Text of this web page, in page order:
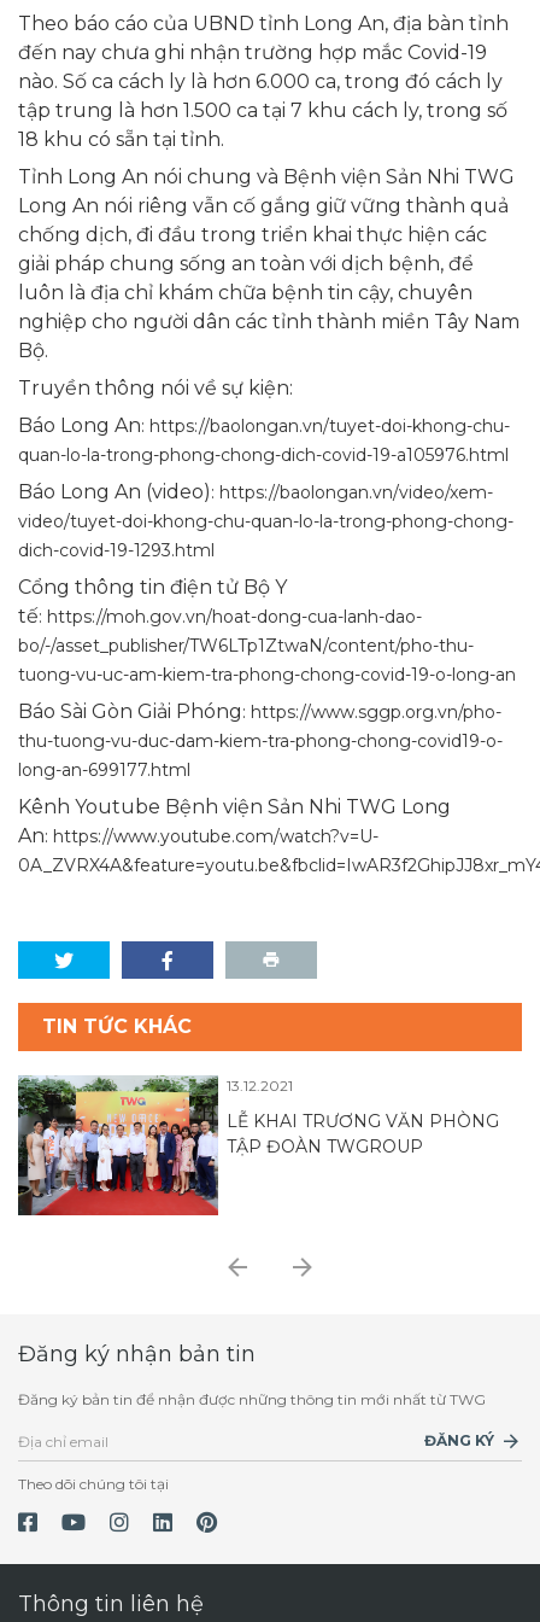
Theo báo cáo của UBND tỉnh Long An, địa bàn tỉnh
đến nay chưa ghi nhận trường hợp mắc Covid-19
nào. Số ca cách ly là hơn 6.000 ca, trong đó cách ly
tập trung là hơn 1.500 ca tại 7 khu cách ly, trong số
18 khu có sẵn tại tỉnh.
Tỉnh Long An nói chung và Bệnh viện Sản Nhi TWG
Long An nói riêng vẫn cố gắng giữ vững thành quả
chống dịch, đi đầu trong triển khai thực hiện các
giải pháp chung sống an toàn với dịch bệnh, để
luôn là địa chỉ khám chữa bệnh tin cậy, chuyên
nghiệp cho người dân các tỉnh thành miền Tây Nam
Bộ.
Truyền thông nói về sự kiện:
Báo Long An: https://baolongan.vn/tuyet-doi-khong-chu-
quan-lo-la-trong-phong-chong-dich-covid-19-a105976.html
Báo Long An (video): https://baolongan.vn/video/xem-
video/tuyet-doi-khong-chu-quan-lo-la-trong-phong-chong-
dich-covid-19-1293.html
Cổng thông tin điện tử Bộ Y
tế: https://moh.gov.vn/hoat-dong-cua-lanh-dao-
bo/-/asset_publisher/TW6LTp1ZtwaN/content/pho-thu-
tuong-vu-uc-am-kiem-tra-phong-chong-covid-19-o-long-an
Báo Sài Gòn Giải Phóng: https://www.sggp.org.vn/pho-
thu-tuong-vu-duc-dam-kiem-tra-phong-chong-covid19-o-
long-an-699177.html
Kênh Youtube Bệnh viện Sản Nhi TWG Long
An: https://www.youtube.com/watch?v=U-
TIN TỨC KHÁC
13.12.2021
LỄ KHAI TRƯƠNG VĂN PHÒNG
TẬP ĐOÀN TWGROUP
Đăng ký nhận bản tin
Đăng ký bản tin để nhận được những thông tin mới nhất từ TWG
ĐĂNG KÝ
Theo dõi chúng tôi tại
Thông tin liên hệ